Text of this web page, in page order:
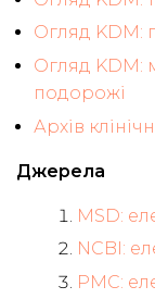
Огляд KDM:
Огляд KDM:
подорожі
Архів
Джерела
MSD:
NCBI:
PMC: